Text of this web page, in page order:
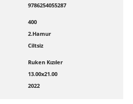
9786254055287
400
2.Hamur
Ciltsiz
Ruken Kızıler
13.00x21.00
2022